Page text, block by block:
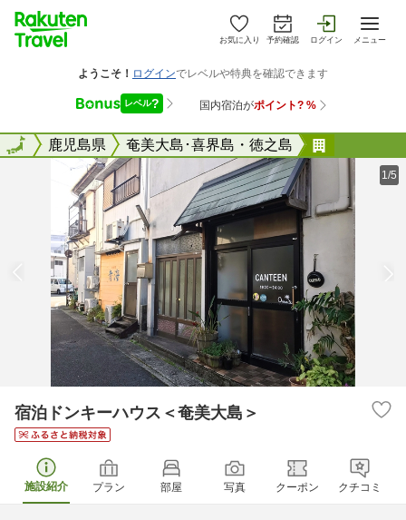
お気に入り 予約確認 ログイン メニュー
全国鹿児島県 奄美大島･喜界島・徳之島
全国
1/5
宿泊ドンキーハウス＜奄美大島＞
施設紹介 プラン 部屋 写真 クーポン クチコミ